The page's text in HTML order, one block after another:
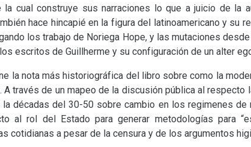
la cual construye sus narraciones lo que a juicio de la
hace hincapié en la figura del latinoamericano y su
los trabajo de Noriega Hope, y las mutaciones
escritos de Guillherme y su configuración de un alter
la nota más historiográfica del libro sobre como la
A través de un mapeo de la discusión pública al respecto
la décadas del 30-50 sobre cambio en los regimenes
al rol del Estado para generar metodologías para
cotidianas a pesar de la censura y de los argumentos